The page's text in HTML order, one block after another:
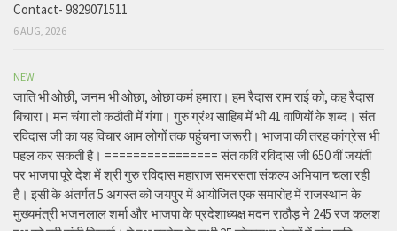
Contact- 9829071511
6 AUG, 2026
NEW
जाति भी ओछी, जनम भी ओछा, ओछा कर्म हमारा। हम रैदास राम राई को, कह रैदास
बिचारा। मन चंगा तो कठौती में गंगा। गुरु ग्रंथ साहिब में भी 41 वाणियों के शब्द। संत
रविदास जी का यह विचार आम लोगों तक पहुंचना जरूरी। भाजपा की तरह कांग्रेस भी
पहल कर सकती है। ================ संत कवि रविदास जी 650 वीं जयंती
पर भाजपा पूरे देश में श्री गुरु रविदास महाराज समरसता संकल्प अभियान चला रही
है। इसी के अंतर्गत 5 अगस्त को जयपुर में आयोजित एक समारोह में राजस्थान के
मुख्यमंत्री भजनलाल शर्मा और भाजपा के प्रदेशाध्यक्ष मदन राठौड़ ने 245 रज कलश